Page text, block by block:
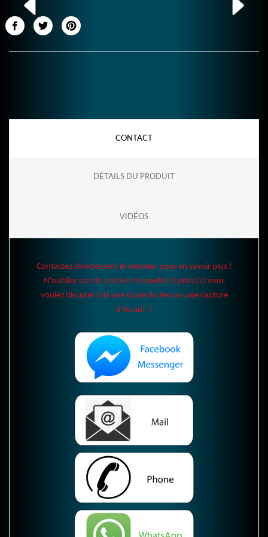
CONTACT
DÉTAILS DU PRODUIT
VIDÉOS
Contactez directement le vendeur pour en savoir plus !
N'oubliez pas de préciser de quelle(s) pièce(s) vous
voulez discuter (via une copie du lien ou une capture
d'écran) :)